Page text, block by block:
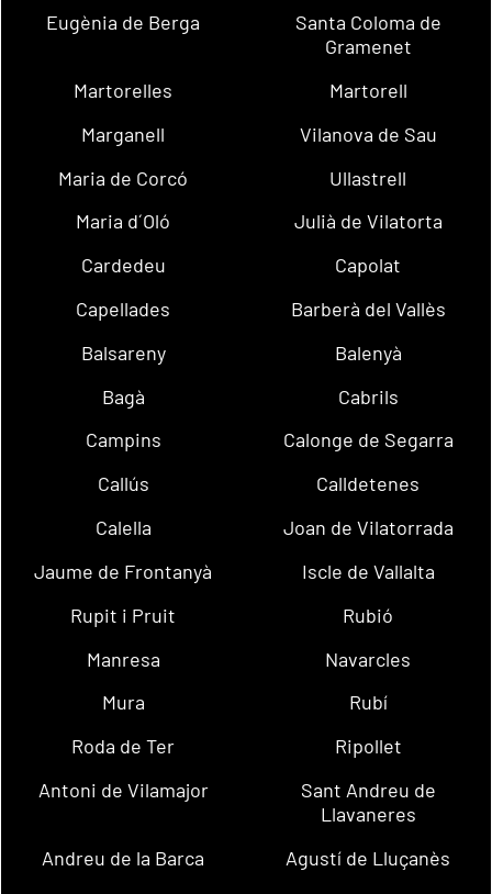
Eugènia de Berga
Santa Coloma de
Gramenet
Martorelles
Martorell
Marganell
Vilanova de Sau
Maria de Corcó
Ullastrell
Maria d´Oló
Julià de Vilatorta
Cardedeu
Capolat
Capellades
Barberà del Vallès
Balsareny
Balenyà
Bagà
Cabrils
Campins
Calonge de Segarra
Callús
Calldetenes
Calella
Joan de Vilatorrada
Jaume de Frontanyà
Iscle de Vallalta
Rupit i Pruit
Rubió
Manresa
Navarcles
Mura
Rubí
Roda de Ter
Ripollet
Antoni de Vilamajor
Sant Andreu de
Llavaneres
Andreu de la Barca
Agustí de Lluçanès